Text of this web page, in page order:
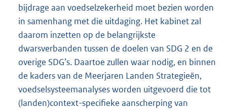
bijdrage aan voedselzekerheid moet bezien worden
in samenhang met die uitdaging. Het kabinet zal
daarom inzetten op de belangrijkste
dwarsverbanden tussen de doelen van SDG 2 en de
overige SDG’s. Daartoe zullen waar nodig, en binnen
de kaders van de Meerjaren Landen Strategieën,
voedselsysteemanalyses worden uitgevoerd die tot
(landen)context-specifieke aanscherping van